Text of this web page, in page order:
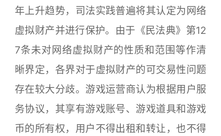
年上升趋势，司法实践普遍将其认定为网络
虚拟财产并进行保护。由于《民法典》第12
7条未对网络虚拟财产的性质和范围等作清
晰界定，各界对于虚拟财产的可交易性问题
存在较大分歧。游戏运营商认为根据用户服
务协议，其享有游戏账号、游戏道具和游戏
币的所有权，用户不得出租和转让，也不得